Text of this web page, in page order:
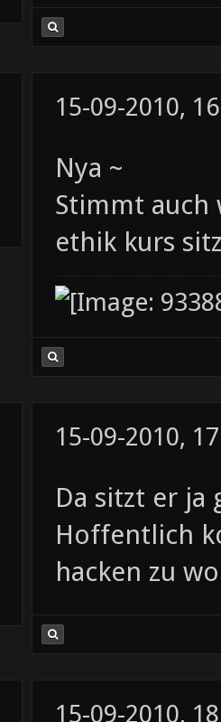
15-09-2010,
Nya ~
Stimmt auch
ethik kurs
15-09-2010,
Da sitzt er
Hoffentlich
hacken zu
15-09-2010,